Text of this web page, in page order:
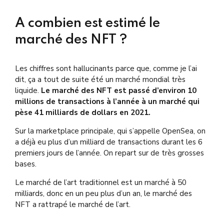
A combien est estimé le
marché des NFT ?
Les chiffres sont hallucinants parce que, comme je l’ai
dit, ça a tout de suite été un marché mondial très
liquide. Le marché des NFT est passé d’environ 10
millions de transactions à l’année à un marché qui
pèse 41 milliards de dollars en 2021.
Sur la marketplace principale, qui s’appelle OpenSea, on
a déjà eu plus d’un milliard de transactions durant les 6
premiers jours de l’année. On repart sur de très grosses
bases.
Le marché de l’art traditionnel est un marché à 50
milliards, donc en un peu plus d’un an, le marché des
NFT a rattrapé le marché de l’art.